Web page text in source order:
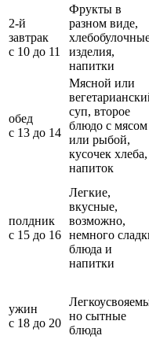
2-й
завтрак
с 10 до 11
Фрукты в
разном виде,
изделия,
напитки
обед
с 13 до 14
Мясной или
суп, второе
блюдо с мясом
или рыбой,
кусочек хлеба,
напиток
полдник
с 15 до 16
Легкие,
вкусные,
возможно,
немного
блюда и
напитки
ужин
с 18 до 20
но сытные
блюда